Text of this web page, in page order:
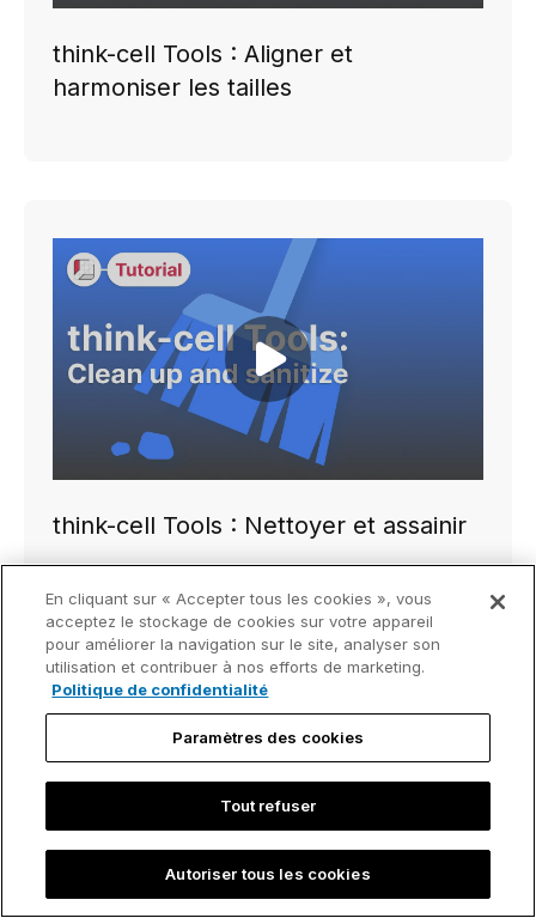
think-cell Tools : Aligner et
harmoniser les tailles
Play video
think-cell Tools : Nettoyer et assainir
Play video
En cliquant sur « Accepter tous les cookies », vous
acceptez le stockage de cookies sur votre appareil
pour améliorer la navigation sur le site, analyser son
utilisation et contribuer à nos efforts de marketing.
Politique de confidentialité
Paramètres des cookies
Tout refuser
Autoriser tous les cookies